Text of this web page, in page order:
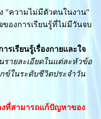
"ความไม่มีตัวตนในงาน"
องการเรียนรู้ที่ไม่มีวันจบ
รเรียนรู้เรื่องกายและใจ
ายละเอียดในแต่ละหัวข้อ
ข์ในระดับชีวิตประจำวัน
งที่สามารถแก้ปัญหาของ